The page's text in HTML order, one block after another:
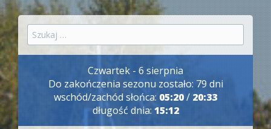
Szukaj:
Czwartek - 6 sierpnia
Do zakończenia sezonu zostało: 79 dni
wschód/zachód słońca: 05:20/ 20:33
długość dnia: 15:12